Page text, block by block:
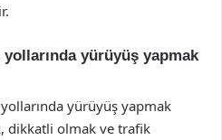
yollarında yürüyüş yapmak
yürüyüş yapmak
dikkatli olmak ve trafik